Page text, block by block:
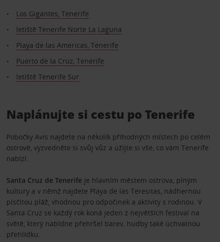
Los Gigantes, Tenerife
letiště Tenerife Norte La Laguna
Playa de las Americas, Tenerife
Puerto de la Cruz, Tenerife
letiště Tenerife Sur
Naplánujte si cestu po Tenerife
Pobočky Avis najdete na několik příhodných místech po celém
ostrově, vyzvedněte si svůj vůz a užijte si vše, co vám Tenerife
nabízí.
Santa Cruz de Tenerife je hlavním městem ostrova, plným
kultury a v němž najdete Playa de las Teresitas, nádhernou
písčitou pláž, vhodnou pro odpočinek a aktivity s rodinou. V
Santa Cruz se každý rok koná jeden z největších festival na
světě, který nabídne přehršel barev, hudby také úchvatnou
přehlídku.